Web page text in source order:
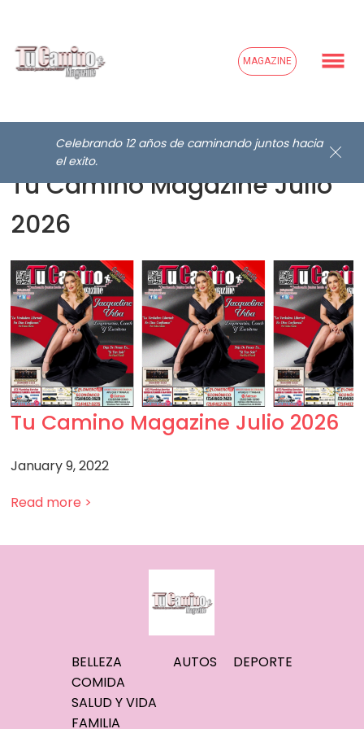
MAGAZINE
Celebrando 12 años de caminando juntos hacia
el exito.
Tu Camino Magazine Julio
2026
Tu Camino Magazine Julio 2026
January 9, 2022
Read more >
BELLEZA
COMIDA
SALUD Y VIDA
FAMILIA
AUTOS DEPORTE